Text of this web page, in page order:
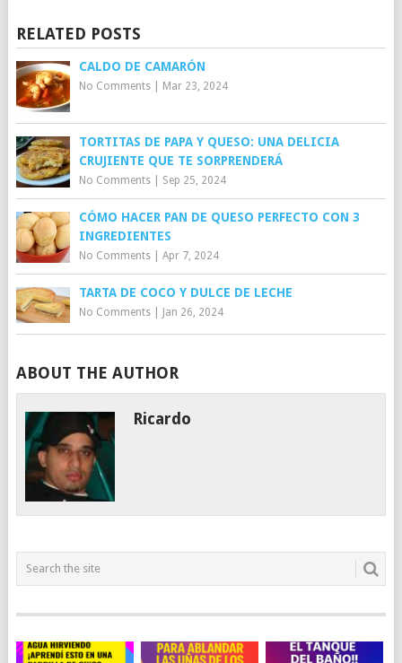
RELATED POSTS
CALDO DE CAMARÓN
No Comments| Mar 23, 2024
TORTITAS DE PAPA Y QUESO: UNA DELICIA
CRUJIENTE QUE TE SORPRENDERÁ
No Comments| Sep 25, 2024
CÓMO HACER PAN DE QUESO PERFECTO CON 3
INGREDIENTES
No Comments| Apr 7, 2024
TARTA DE COCO Y DULCE DE LECHE
No Comments| Jan 26, 2024
ABOUT THE AUTHOR
Ricardo